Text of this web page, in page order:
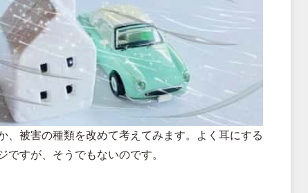
、被害の種類を改めて考えてみます。よく耳にする
すが、そうでもないのです。